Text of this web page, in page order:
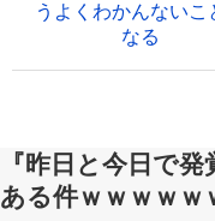
うよくわかんないこ
なる
『昨日と今日で
ある件ｗｗｗｗｗ